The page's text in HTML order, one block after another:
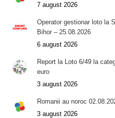
7 august 2026
Operator gestionar loto la
Bihor – 25.08.2026
6 august 2026
Report la Loto 6/49 la
euro
3 august 2026
Romanii au noroc
3 august 2026